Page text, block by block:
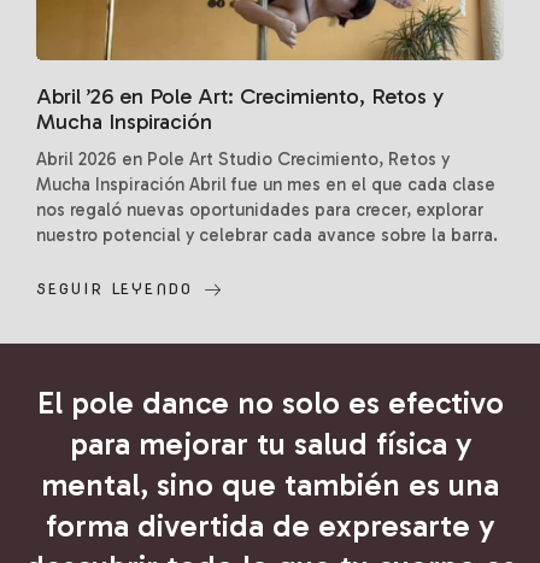
Abril ’26 en Pole Art: Crecimiento, Retos y
Mucha Inspiración
Abril 2026 en Pole Art Studio Crecimiento, Retos y
Mucha Inspiración Abril fue un mes en el que cada clase
nos regaló nuevas oportunidades para crecer, explorar
nuestro potencial y celebrar cada avance sobre la barra.
SEGUIR LEYENDO
El pole dance no solo es efectivo
para mejorar tu salud física y
mental, sino que también es una
forma divertida de expresarte y